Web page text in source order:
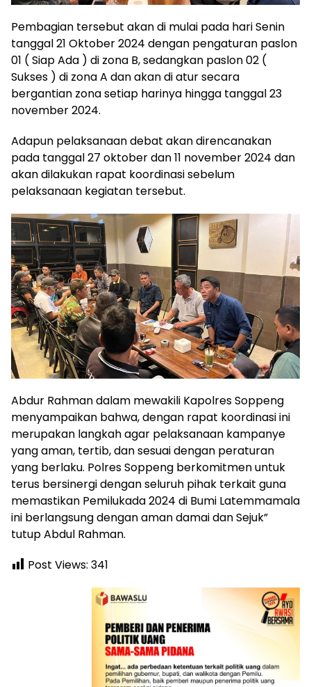
Pembagian tersebut akan di mulai pada hari Senin
tanggal 21 Oktober 2024 dengan pengaturan paslon
01 ( Siap Ada ) di zona B, sedangkan paslon 02 (
Sukses ) di zona A dan akan di atur secara
bergantian zona setiap harinya hingga tanggal 23
november 2024.
Adapun pelaksanaan debat akan direncanakan
pada tanggal 27 oktober dan 11 november 2024 dan
akan dilakukan rapat koordinasi sebelum
pelaksanaan kegiatan tersebut.
Abdur Rahman dalam mewakili Kapolres Soppeng
menyampaikan bahwa, dengan rapat koordinasi ini
merupakan langkah agar pelaksanaan kampanye
yang aman, tertib, dan sesuai dengan peraturan
yang berlaku. Polres Soppeng berkomitmen untuk
terus bersinergi dengan seluruh pihak terkait guna
memastikan Pemilukada 2024 di Bumi Latemmamala
ini berlangsung dengan aman damai dan Sejuk”
tutup Abdul Rahman.
Post Views: 341